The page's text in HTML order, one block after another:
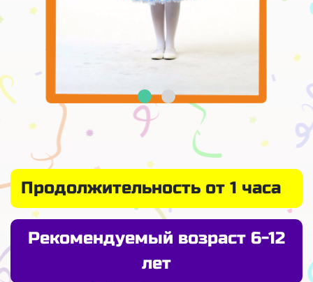
Продолжительность от 1 часа
Рекомендуемый возраст 6-12
лет